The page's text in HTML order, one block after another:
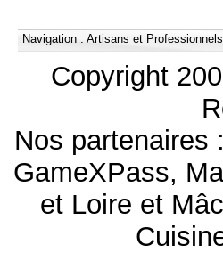
Navigation : Artisans et
Copyright
Nos partenaires :
GameXPass,
et Loire et